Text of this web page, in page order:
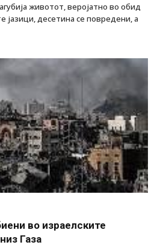
животот, веројатно во обид
јазици, десетина се повредени, а
во израелските
Газа